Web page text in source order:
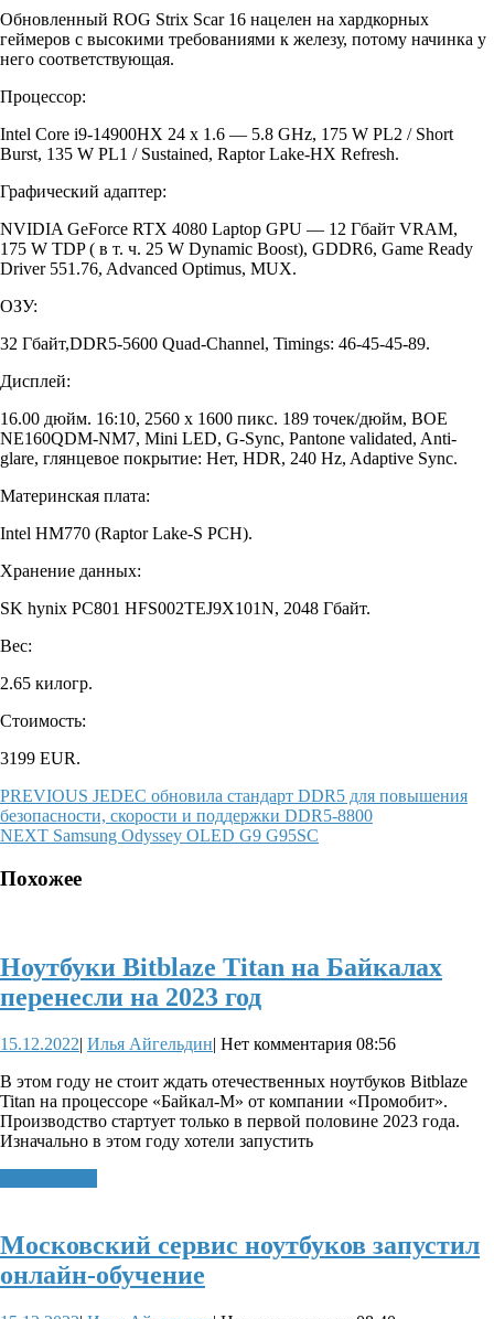
Обновленный ROG Strix Scar 16 нацелен на хардкорных
геймеров с высокими требованиями к железу, потому начинка у
него соответствующая.
Процессор:
Intel Core i9-14900HX 24 x 1.6 — 5.8 GHz, 175 W PL2 / Short
Burst, 135 W PL1 / Sustained, Raptor Lake-HX Refresh.
Графический адаптер:
NVIDIA GeForce RTX 4080 Laptop GPU — 12 Гбайт VRAM,
175 W TDP ( в т. ч. 25 W Dynamic Boost), GDDR6, Game Ready
Driver 551.76, Advanced Optimus, MUX.
ОЗУ:
32 Гбайт,DDR5-5600 Quad-Channel, Timings: 46-45-45-89.
Дисплей:
16.00 дюйм. 16:10, 2560 x 1600 пикс. 189 точек/дюйм, BOE
NE160QDM-NM7, Mini LED, G-Sync, Pantone validated, Anti-
glare, глянцевое покрытие: Нет, HDR, 240 Hz, Adaptive Sync.
Материнская плата:
Intel HM770 (Raptor Lake-S PCH).
Хранение данных:
SK hynix PC801 HFS002TEJ9X101N, 2048 Гбайт.
Вес:
2.65 килогр.
Стоимость:
3199 EUR.
Навигация
по
PREVIOUS Предыдущая
запись:
JEDEC обновила стандарт DDR5 для повышения
безопасности, скорости и поддержки DDR5-8800
NEXT Следующая
Samsung Odyssey OLED G9 G95SC
Похожее
Ноутбуки Bitblaze Titan на Байкалах
перенесли на 2023 годНоутбуки
Titan
на
Байкалах
перенесли
15.12.202215.12.2022
| Илья АйгельдинИлья
| Нет комментария 08:56
В этом году не стоит ждать отечественных ноутбуков Bitblaze
Titan на процессоре «Байкал-М» от компании «Промобит».
Производство стартует только в первой половине 2023 года.
Изначально в этом году хотели запустить
Московский сервис ноутбуков запустил
онлайн-обучение